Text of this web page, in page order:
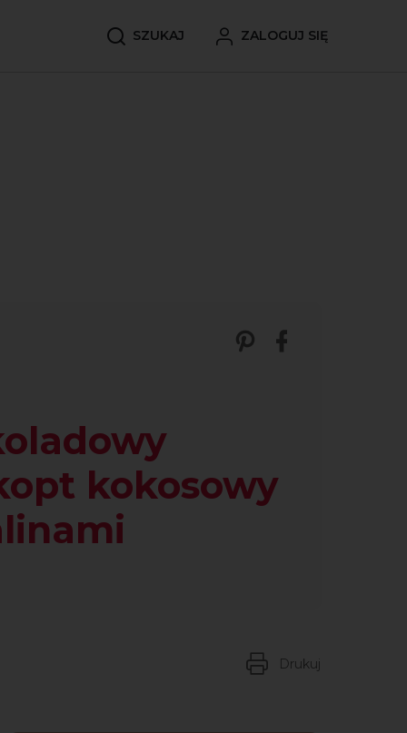
SZUKAJ ZALOGUJ SIĘ
kokosowy
Zobacz nasze
Udostępnij
Drukuj